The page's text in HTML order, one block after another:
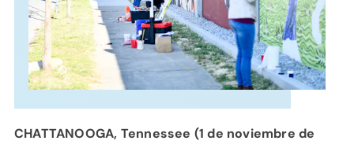
CHATTANOOGA, Tennessee (1 de noviembre de